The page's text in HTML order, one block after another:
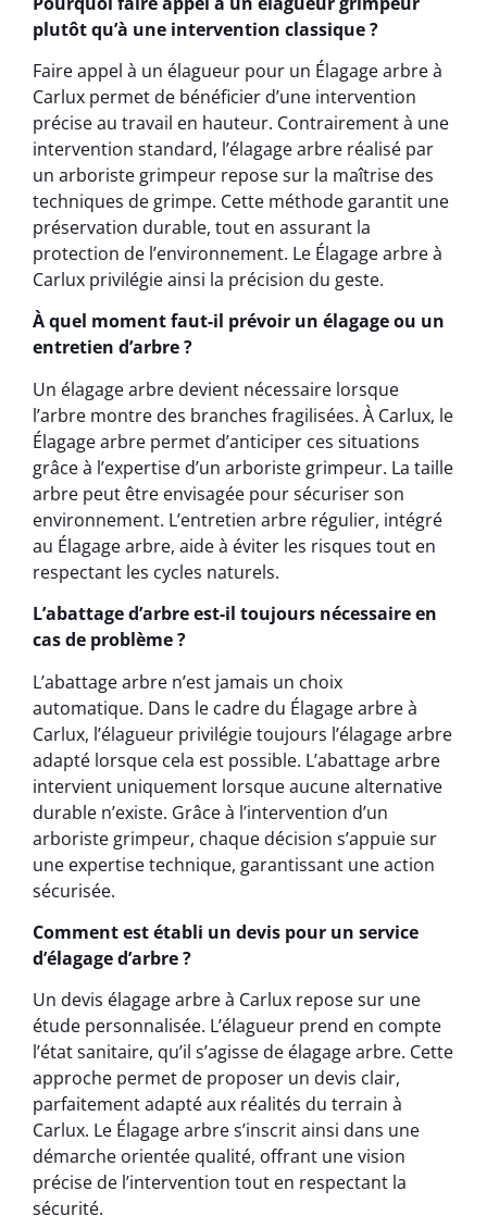
plutôt qu’à une intervention classique ?
Faire appel à un élagueur pour un Élagage arbre à
Carlux permet de bénéficier d’une intervention
précise au travail en hauteur. Contrairement à une
intervention standard, l’élagage arbre réalisé par
un arboriste grimpeur repose sur la maîtrise des
techniques de grimpe. Cette méthode garantit une
préservation durable, tout en assurant la
protection de l’environnement. Le Élagage arbre à
Carlux privilégie ainsi la précision du geste.
À quel moment faut-il prévoir un élagage ou un
entretien d’arbre ?
Un élagage arbre devient nécessaire lorsque
l’arbre montre des branches fragilisées. À Carlux, le
Élagage arbre permet d’anticiper ces situations
grâce à l’expertise d’un arboriste grimpeur. La taille
arbre peut être envisagée pour sécuriser son
environnement. L’entretien arbre régulier, intégré
au Élagage arbre, aide à éviter les risques tout en
respectant les cycles naturels.
L’abattage d’arbre est-il toujours nécessaire en
cas de problème ?
L’abattage arbre n’est jamais un choix
automatique. Dans le cadre du Élagage arbre à
Carlux, l’élagueur privilégie toujours l’élagage arbre
adapté lorsque cela est possible. L’abattage arbre
intervient uniquement lorsque aucune alternative
durable n’existe. Grâce à l’intervention d’un
arboriste grimpeur, chaque décision s’appuie sur
une expertise technique, garantissant une action
sécurisée.
Comment est établi un devis pour un service
d’élagage d’arbre ?
Un devis élagage arbre à Carlux repose sur une
étude personnalisée. L’élagueur prend en compte
l’état sanitaire, qu’il s’agisse de élagage arbre. Cette
approche permet de proposer un devis clair,
parfaitement adapté aux réalités du terrain à
Carlux. Le Élagage arbre s’inscrit ainsi dans une
démarche orientée qualité, offrant une vision
précise de l’intervention tout en respectant la
sécurité.